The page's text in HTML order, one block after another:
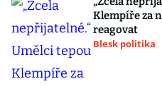
Klempíře za
reagovat
Blesk politika